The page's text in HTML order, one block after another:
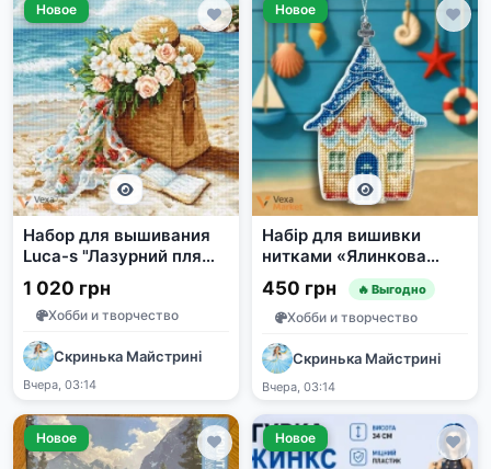
Новое
Набор для вышивания
Luca-s "Лазурний пляж"
(крестик/гобелен)
1 020 грн
Хобби и творчество
Скринька Майстрині
Вчера, 03:14
Новое
Набір для вишивки
нитками «Ялинкова
прикраса – Будиночок
біля моря»
450 грн 🔥 Выгодно
Хобби и творчество
Скринька Майстрині
Вчера, 03:14
Новое Новое